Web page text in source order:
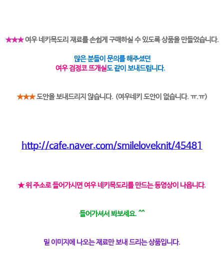
★★★여우 네키목도리 재료를 손쉽게 구매하실 수 있도록 상품을 만들었습니다.
많은 분들이 문의를 해주셨던
여우 검정코 뜨개실도 같이 보내드립니다.
★★★도안을 보내드리지 않습니다. (여우네키 도안이 없습니다. ㅠ.ㅠ)
http://cafe.naver.com/smileloveknit/45481
★ 위 주소로 들어가시면 여우 네키목도리를 만드는 동영상이 나옵니다.
들어가셔서 봐보세요. ^^
밑 이미지에 나오는 재료만 보내 드리는 상품입니다.